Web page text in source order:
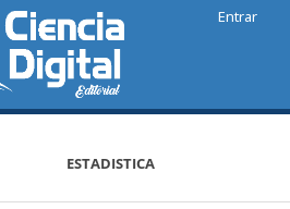
ESTADISTICA
Entrar